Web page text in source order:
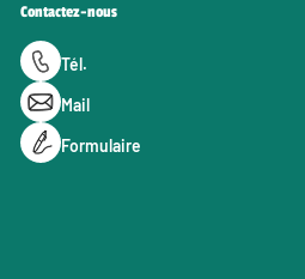
Contactez-nous
Tél.
Mail
Formulaire